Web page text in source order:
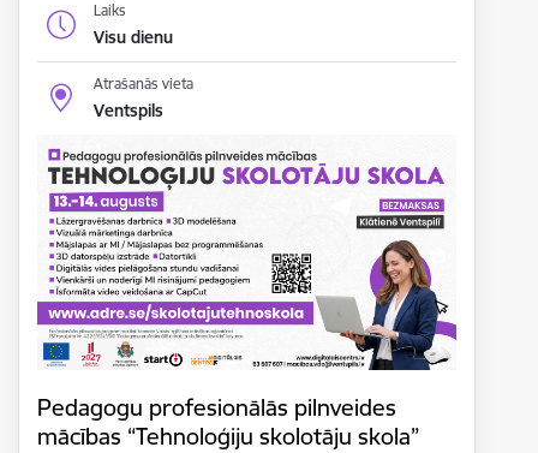
Laiks
Visu dienu
Atrašanās vieta
Ventspils
Pedagogu profesionālās pilnveides
mācības “Tehnoloģiju skolotāju skola”